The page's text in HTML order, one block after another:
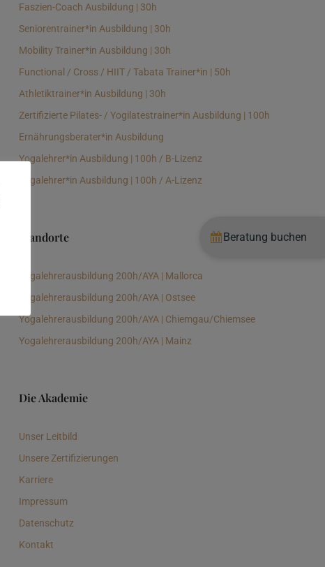
Faszien-Coach Ausbildung | 30h
Seniorentrainer*in Ausbildung | 30h
Mobility Trainer*in Ausbildung | 30h
Functional / Cross / HIIT / Tabata Trainer*in | 50h
Athletiktrainer*in Ausbildung | 30h
Zertifizierte Pilates- / Yogilatestrainer*in Ausbildung | 100h
Ernährungsberater*in Ausbildung
Yogalehrer*in Ausbildung | 100h / B-Lizenz
Yogalehrer*in Ausbildung | 100h / A-Lizenz
Standorte
Yogalehrerausbildung 200h/AYA | Mallorca
Yogalehrerausbildung 200h/AYA | Ostsee
Yogalehrerausbildung 200h/AYA | Chiemgau/Chiemsee
Yogalehrerausbildung 200h/AYA | Mainz
Die Akademie
Unser Leitbild
Unsere Zertifizierungen
Karriere
Impressum
Datenschutz
Kontakt
Beratung buchen